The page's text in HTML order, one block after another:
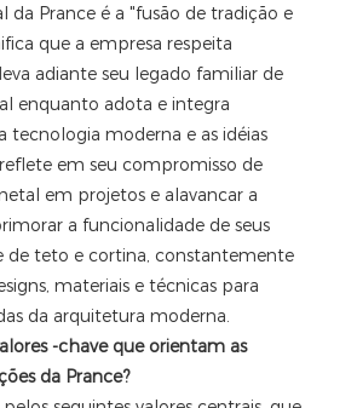
da Prance é a "fusão de tradição e
que a empresa respeita
adiante seu legado familiar de
enquanto adota e integra
tecnologia moderna e as idéias
reflete em seu compromisso de
em projetos e alavancar a
a funcionalidade de seus
de teto e cortina, constantemente
materiais e técnicas para
da arquitetura moderna.
-chave que orientam as
da Prance?